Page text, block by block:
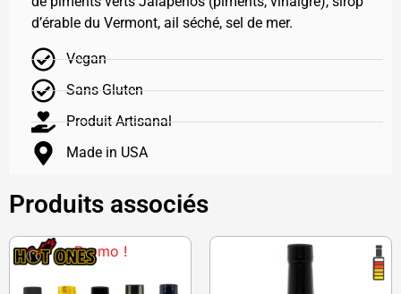
d’érable du Vermont, ail séché, sel de mer.
Vegan
Sans Gluten
Produit Artisanal
Made in USA
Produits associés
Promo !